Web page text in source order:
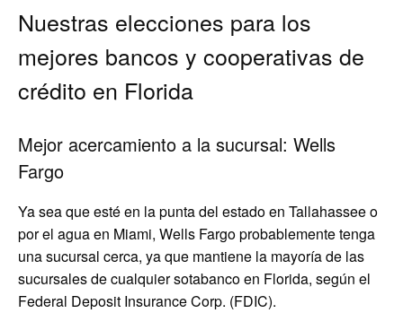
Nuestras elecciones para los
mejores bancos y cooperativas de
crédito en Florida
Mejor acercamiento a la sucursal: Wells
Fargo
Ya sea que esté en la punta del estado en Tallahassee o
por el agua en Miami, Wells Fargo probablemente tenga
una sucursal cerca, ya que mantiene la mayoría de las
sucursales de cualquier sotabanco en Florida, según el
Federal Deposit Insurance Corp. (FDIC).